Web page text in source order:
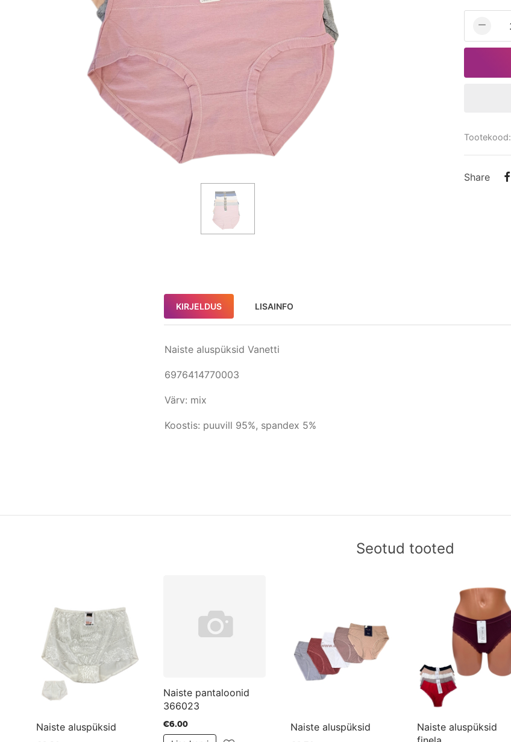
Tootekood:
Share
KIRJELDUS LISAINFO
Naiste aluspüksid Vanetti
6976414770003
Värv: mix
Koostis: puuvill 95%, spandex 5%
Seotud tooted
Naiste aluspüksid
Naiste pantaloonid
366023
€6.00
Naiste aluspüksid
Naiste aluspüksid